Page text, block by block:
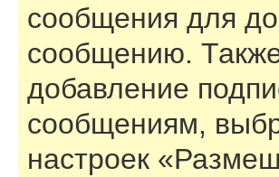
сообщения для
сообщению.
добавление
сообщениям,
настроек